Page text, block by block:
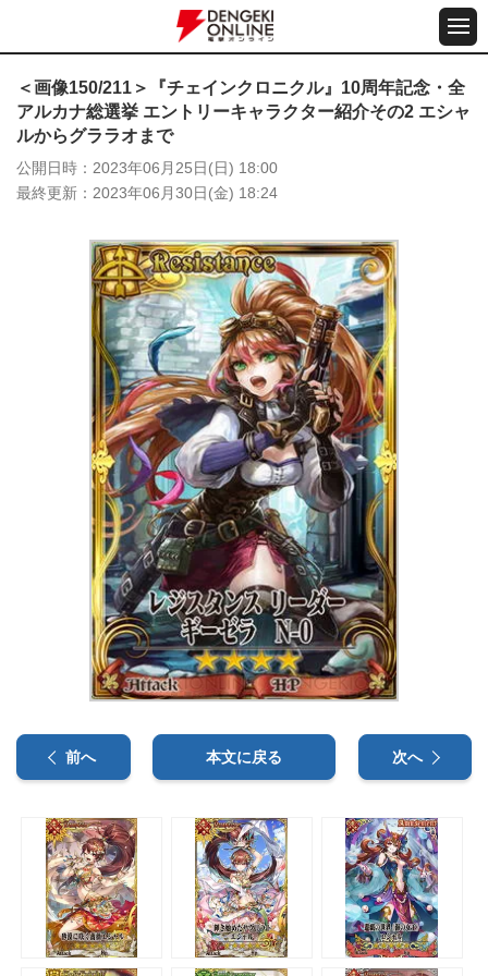
＜画像150/211＞『チェインクロニクル』10周年記念・全
アルカナ総選挙 エントリーキャラクター紹介その2 エシャ
ルからグララオまで
公開日時
2023年06月25日(日) 18:00
最終更新
2023年06月30日(金) 18:24
前へ 本文に戻る 次へ